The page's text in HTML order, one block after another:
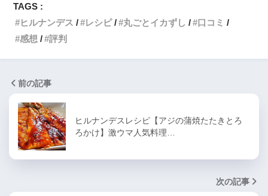
TAGS :
ヒルナンデス
レシピ 丸ごとイカずし
口コミ
感想
評判
前の記事
ヒルナンデスレシピ【アジの蒲焼たたきとろ
ろかけ】激ウマ人気料理…
次の記事